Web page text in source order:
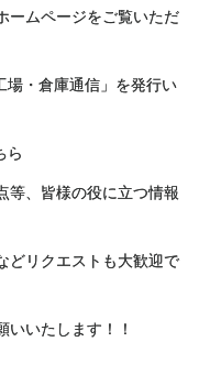
ームページをご覧いただ
場・倉庫通信」を発行い
ら
等、皆様の役に立つ情報
どリクエストも大歓迎で
いたします！！